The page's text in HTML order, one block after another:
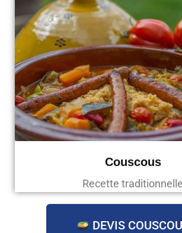
Couscous
Recette traditionnelle
DEVIS